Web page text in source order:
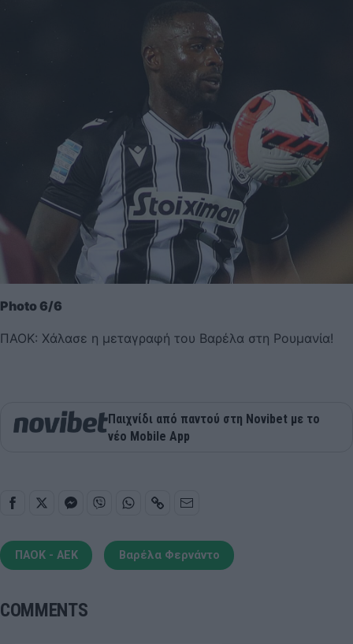
Photo 6/6
ΠΑΟΚ: Χάλασε η μεταγραφή του Βαρέλα στη Ρουμανία!
Παιχνίδι από παντού στη Novibet με το
νέο Mobile App
ΠΑΟΚ - ΑΕΚ Βαρέλα Φερνάντο
COMMENTS